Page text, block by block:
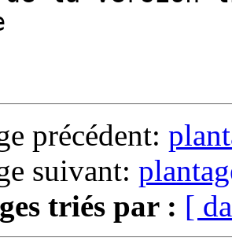
précédent:
suivant:
triés par : [